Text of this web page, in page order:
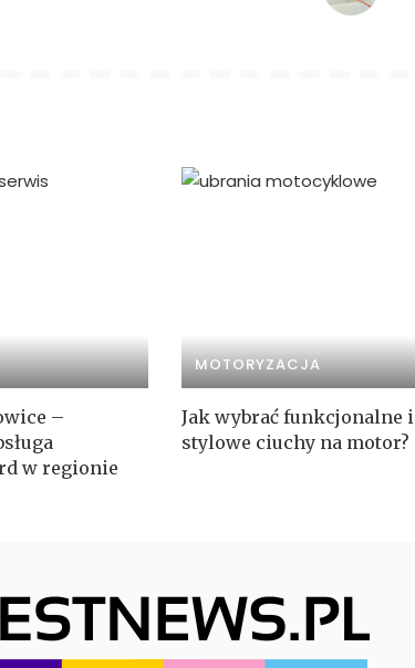
–
w regionie
MOTORYZACJA
Jak wybrać funkcjonalne i
stylowe ciuchy na motor?